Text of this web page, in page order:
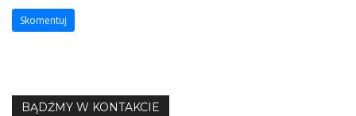
BĄDŹMY W KONTAKCIE